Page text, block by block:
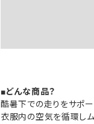
■どんな商品？
酷暑下での走りをサポー
衣服内の空気を循環し